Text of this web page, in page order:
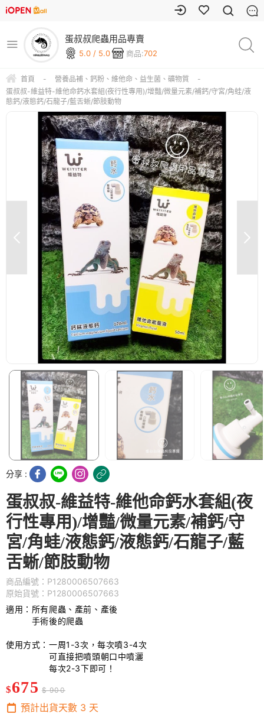
蛋叔叔爬蟲用品專賣
5.0 / 5.0 商品:702
首頁 - 營養品補、鈣粉、維他命、益生菌、礦物質
-
蛋叔叔-維益特-維他命鈣水套組(夜行性專用)/增豔/微量元素/補鈣/守宮/角蛙/液
態鈣/液態鈣/石龍子/藍舌蜥/節肢動物
分享 :
蛋叔叔-維益特-維他命鈣水套組(夜
行性專用)/增豔/微量元素/補鈣/守
宮/角蛙/液態鈣/液態鈣/石龍子/藍
舌蜥/節肢動物
商品編號：P1280006507663
原始貨號：P1280006507663
適用：所有爬蟲、產前、產後
手術後的爬蟲
使用方式：一周1-3次，每次噴3-4次
可直接把噴頭朝口中噴灑
每次2-3下即可！
$675 $ 900
預計出貨天數 3 天